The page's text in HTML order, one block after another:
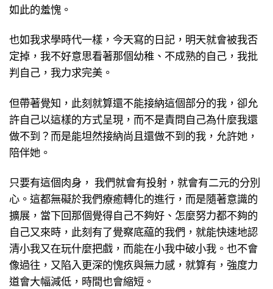
如此的羞愧。
也如我求學時代一樣，今天寫的日記，明天就會被我否
定掉，我不好意思看著那個幼稚、不成熟的自己，我批
判自己，我力求完美。
但帶著覺知，此刻就算還不能接納這個部分的我，卻允
許自己以這樣的方式呈現，而不是責問自己為什麼我還
做不到？而是能坦然接納尚且還做不到的我，允許她，
陪伴她。
只要有這個肉身， 我們就會有投射，就會有二元的分別
心。這都無礙於我們療癒轉化的進行，而是隨著意識的
擴展，當下回那個覺得自己不夠好、怎麼努力都不夠的
自己又來時，此刻有了覺察底藴的我們，就能快速地認
清小我又在玩什麼把戲，而能在小我中破小我。也不會
像過往，又陷入更深的愧疚與無力感，就算有，強度力
道會大幅減低，時間也會縮短。